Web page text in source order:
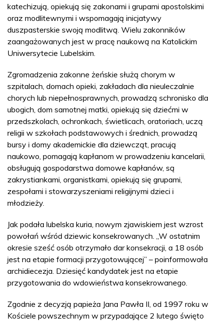
katechizują, opiekują się zakonami i grupami apostolskimi
oraz modlitewnymi i wspomagają inicjatywy
duszpasterskie swoją modlitwą. Wielu zakonników
zaangażowanych jest w pracę naukową na Katolickim
Uniwersytecie Lubelskim.
Zgromadzenia zakonne żeńskie służą chorym w
szpitalach, domach opieki, zakładach dla nieuleczalnie
chorych lub niepełnosprawnych, prowadzą schronisko dla
ubogich, dom samotnej matki, opiekują się dziećmi w
przedszkolach, ochronkach, świetlicach, oratoriach, uczą
religii w szkołach podstawowych i średnich, prowadzą
bursy i domy akademickie dla dziewcząt, pracują
naukowo, pomagają kapłanom w prowadzeniu kancelarii,
obsługują gospodarstwa domowe kapłanów, są
zakrystiankami, organistkami, opiekują się grupami,
zespołami i stowarzyszeniami religijnymi dzieci i
młodzieży.
Jak podała lubelska kuria, nowym zjawiskiem jest wzrost
powołań wśród dziewic konsekrowanych. „W ostatnim
okresie sześć osób otrzymało dar konsekracji, a 18 osób
jest na etapie formacji przygotowującej” – poinformowała
archidiecezja. Dziesięć kandydatek jest na etapie
przygotowania do wdowieństwa konsekrowanego.
Zgodnie z decyzją papieża Jana Pawła II, od 1997 roku w
Kościele powszechnym w przypadające 2 lutego święto